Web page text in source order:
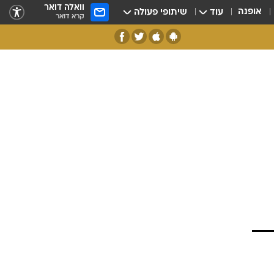
אופנה עוד שיתופי פעולה וואלה דואר
קרא דואר